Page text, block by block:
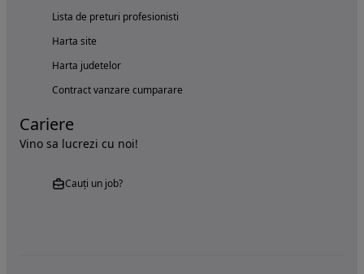
Lista de preturi profesionisti
Harta site
Harta judetelor
Contract vanzare cumparare
Cariere
Vino sa lucrezi cu noi!
Cauți un job?